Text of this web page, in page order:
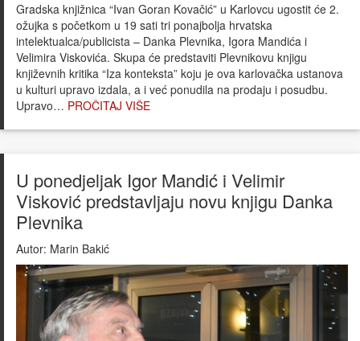
Gradska knjižnica “Ivan Goran Kovačić” u Karlovcu ugostit će 2.
ožujka s početkom u 19 sati tri ponajbolja hrvatska
intelektualca/publicista – Danka Plevnika, Igora Mandića i
Velimira Viskovića. Skupa će predstaviti Plevnikovu knjigu
književnih kritika “Iza konteksta” koju je ova karlovačka ustanova
u kulturi upravo izdala, a i već ponudila na prodaju i posudbu.
Upravo… PROČITAJ VIŠE
U ponedjeljak Igor Mandić i Velimir
Visković predstavljaju novu knjigu Danka
Plevnika
Autor: Marin Bakić